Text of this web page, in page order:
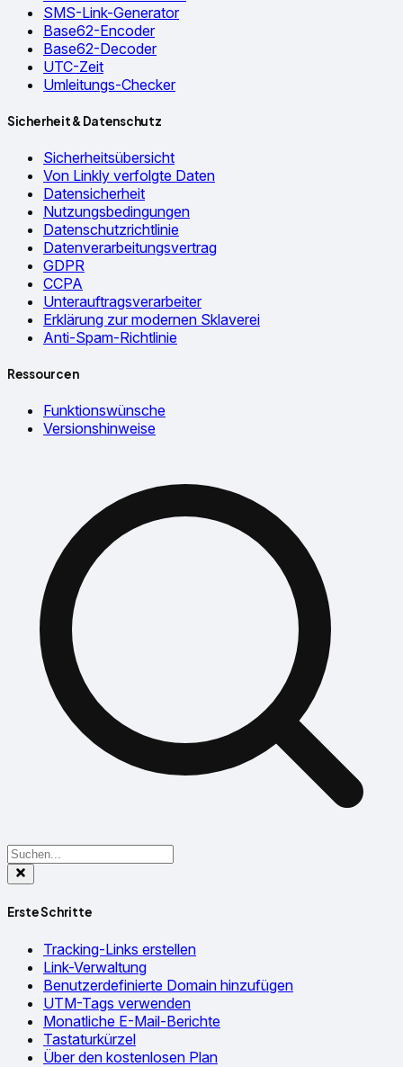
SMS-Link-Generator
Base62-Encoder
Base62-Decoder
UTC-Zeit
Umleitungs-Checker
Sicherheit & Datenschutz
Sicherheitsübersicht
Von Linkly verfolgte Daten
Datensicherheit
Nutzungsbedingungen
Datenschutzrichtlinie
Datenverarbeitungsvertrag
GDPR
CCPA
Unterauftragsverarbeiter
Erklärung zur modernen Sklaverei
Anti-Spam-Richtlinie
Ressourcen
Funktionswünsche
Versionshinweise
Erste Schritte
Tracking-Links erstellen
Link-Verwaltung
Benutzerdefinierte Domain hinzufügen
UTM-Tags verwenden
Monatliche E-Mail-Berichte
Tastaturkürzel
Über den kostenlosen Plan